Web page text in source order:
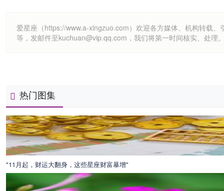
爱星座（https://www.a-xingzuo.com）欢迎各方媒体、机构转载
等，发邮件至kuchuan@vip.qq.com，我们将第一时间核实、处理
热门图集
"11月起，财运大翻身，这些星座财富暴增"